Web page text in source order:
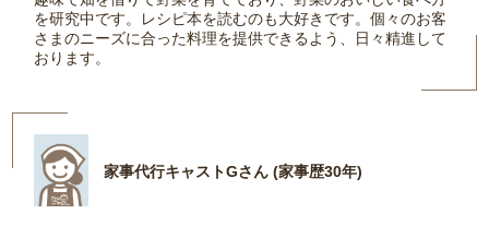
を研究中です。レシピ本を読むのも大好きです。個々のお客
さまのニーズに合った料理を提供できるよう、日々精進して
おります。
家事代行キャストGさん (家事歴30年)